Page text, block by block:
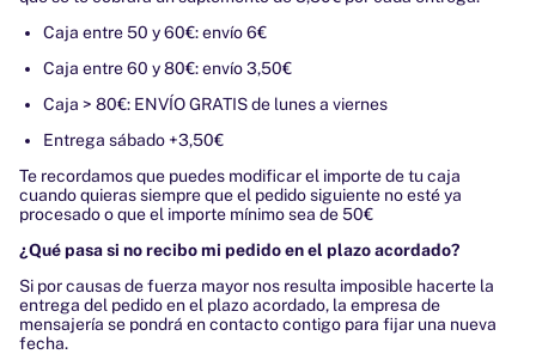
Caja entre50 y60€: envío 6€
Caja entre 60 y 80€: envío3,50€
Caja > 80€: ENVÍO GRATIS de lunes a viernes
Entrega sábado +3,50€
Te recordamos que puedes modificar el importe de tu caja
cuando quieras siempre que el pedido siguiente no esté ya
procesado o que el importe mínimo sea de 50€
¿Qué pasa si no recibo mi pedido en el plazo acordado?
Si por causas de fuerza mayor nos resulta imposible hacerte la
entrega del pedido en el plazo acordado, la empresa de
mensajería se pondrá en contacto contigo para fijar una nueva
fecha.